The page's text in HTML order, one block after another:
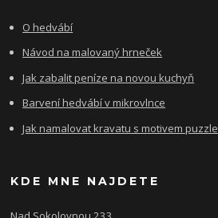
O hedvábí
Návod na malovaný hrneček
Jak zabalit peníze na novou kuchyň
Barvení hedvábí v mikrovlnce
Jak namalovat kravatu s motivem puzzle
KDE MNE NAJDETE